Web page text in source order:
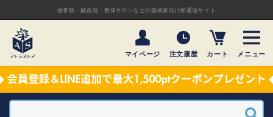
接骨院・鍼灸院・整体サロンなどの施術家向け卸通販サイト
マイページ 注文履歴 カート メニュー